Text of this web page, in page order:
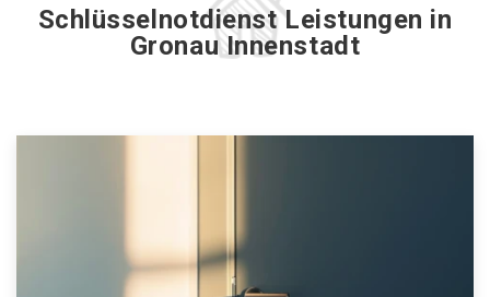
Schlüsselnotdienst Leistungen in
Gronau Innenstadt